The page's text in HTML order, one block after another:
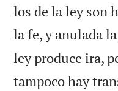
los de la ley son
la fe, y anulada
ley produce ira,
tampoco hay